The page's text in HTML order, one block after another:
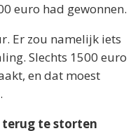
euro had gewonnen.
Er zou namelijk iets
Slechts 1500 euro
en dat moest
terug te storten